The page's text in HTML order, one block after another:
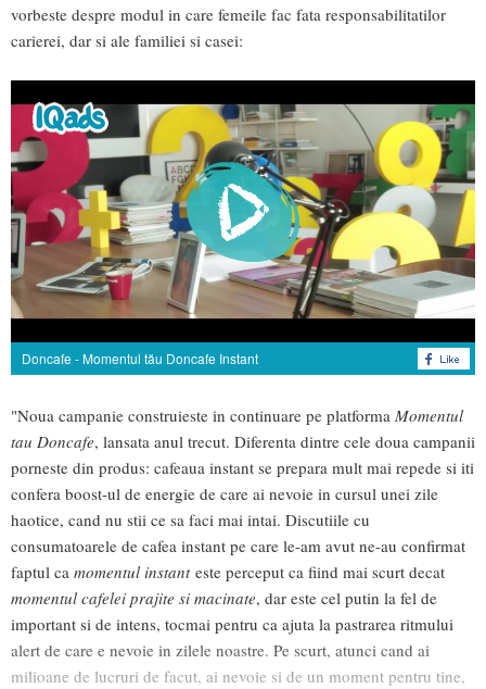
vorbeste despre modul in care femeile fac fata responsabilitatilor
carierei, dar si ale familiei si casei:
Doncafe - Momentul tău Doncafe Instant
"Noua campanie construieste in continuare pe platforma Momentul
tau Doncafe, lansata anul trecut. Diferenta dintre cele doua campanii
porneste din produs: cafeaua instant se prepara mult mai repede si iti
confera boost-ul de energie de care ai nevoie in cursul unei zile
haotice, cand nu stii ce sa faci mai intai. Discutiile cu
consumatoarele de cafea instant pe care le-am avut ne-au confirmat
faptul ca momentul instanteste perceput ca fiind mai scurt decat
momentul cafelei prajite si macinate, dar este cel putin la fel de
important si de intens, tocmai pentru ca ajuta la pastrarea ritmului
alert de care e nevoie in zilele noastre. Pe scurt, atunci cand ai
milioane de lucruri de facut, ai nevoie si de un moment pentru tine,